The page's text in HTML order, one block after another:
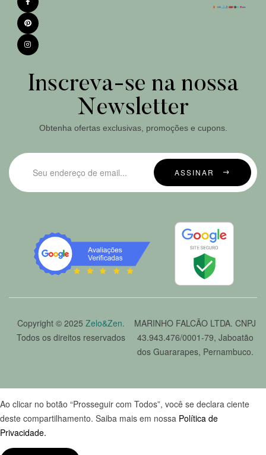
Inscreva-se na nossa
Newsletter
Obtenha ofertas exclusivas, promoções e cupons.
ASSINAR
Copyright © 2025 Zelo&Zen.
Todos os direitos reservados
MARINHO FALCÃO LTDA. CNPJ
43.943.476/0001-79, Jaboatão
dos Guararapes, Pernambuco.
Ao clicar no botão “Prosseguir com Todos”, você se declara ciente
deste compartilhamento. Saiba mais em nossa Política de
Privacidade.